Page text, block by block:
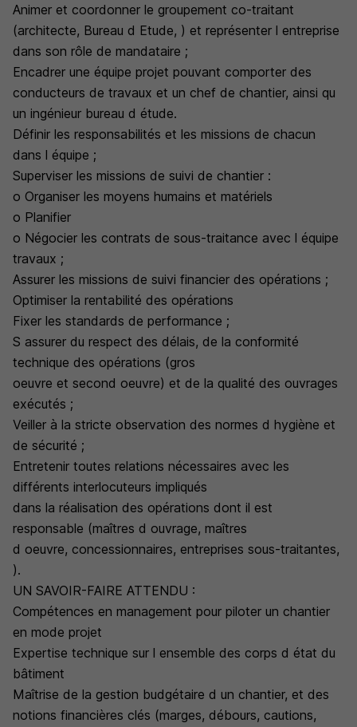
Animer et coordonner le groupement co-traitant
(architecte, Bureau d Etude, ) et représenter l entreprise
dans son rôle de mandataire ;
Encadrer une équipe projet pouvant comporter des
conducteurs de travaux et un chef de chantier, ainsi qu
un ingénieur bureau d étude.
Définir les responsabilités et les missions de chacun
dans l équipe ;
Superviser les missions de suivi de chantier :
o Organiser les moyens humains et matériels
o Planifier
o Négocier les contrats de sous-traitance avec l équipe
travaux ;
Assurer les missions de suivi financier des opérations ;
Optimiser la rentabilité des opérations
Fixer les standards de performance ;
S assurer du respect des délais, de la conformité
technique des opérations (gros
oeuvre et second oeuvre) et de la qualité des ouvrages
exécutés ;
Veiller à la stricte observation des normes d hygiène et
de sécurité ;
Entretenir toutes relations nécessaires avec les
différents interlocuteurs impliqués
dans la réalisation des opérations dont il est
responsable (maîtres d ouvrage, maîtres
d oeuvre, concessionnaires, entreprises sous-traitantes,
).
UN SAVOIR-FAIRE ATTENDU :
Compétences en management pour piloter un chantier
en mode projet
Expertise technique sur l ensemble des corps d état du
bâtiment
Maîtrise de la gestion budgétaire d un chantier, et des
notions financières clés (marges, débours, cautions,